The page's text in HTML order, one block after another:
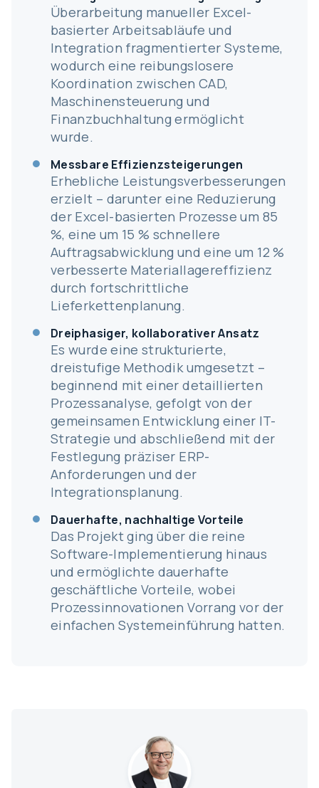
Überarbeitung manueller Excel-
basierter Arbeitsabläufe und
Integration fragmentierter Systeme,
wodurch eine reibungslosere
Koordination zwischen CAD,
Maschinensteuerung und
Finanzbuchhaltung ermöglicht
wurde.
Messbare Effizienzsteigerungen
Erhebliche Leistungsverbesserungen
erzielt – darunter eine Reduzierung
der Excel-basierten Prozesse um 85
%, eine um 15 % schnellere
Auftragsabwicklung und eine um 12 %
verbesserte Materiallagereffizienz
durch fortschrittliche
Lieferkettenplanung.
Dreiphasiger, kollaborativer Ansatz
Es wurde eine strukturierte,
dreistufige Methodik umgesetzt –
beginnend mit einer detaillierten
Prozessanalyse, gefolgt von der
gemeinsamen Entwicklung einer IT-
Strategie und abschließend mit der
Festlegung präziser ERP-
Anforderungen und der
Integrationsplanung.
Dauerhafte, nachhaltige Vorteile
Das Projekt ging über die reine
Software-Implementierung hinaus
und ermöglichte dauerhafte
geschäftliche Vorteile, wobei
Prozessinnovationen Vorrang vor der
einfachen Systemeinführung hatten.